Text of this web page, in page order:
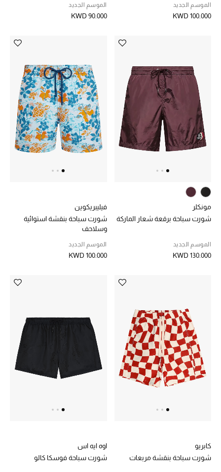
العطور
المكياج
العناية بالبشرة
مستحضرات العناية
مستحضرات الاستحمام والعناية بالجسم
الصحة والعافية
الجمال في بلوميز
دليل مستلزمات الجمال
ماركات جديدة للجمال
تسوقوا أحدث الماركات
الرجال
الهدايا
الموسم الجديد
KWD 100.000
الموسم الجديد
KWD 90.000
مونكلر
شورت سباحة برقعة شعار الماركة
الموسم الجديد
KWD 130.000
فيليبريكوين
شورت سباحة بنقشة استوائية
وسلاحف
الموسم الجديد
KWD 100.000
كابريو
شورت سباحة بنقشة مربعات
اوه ايه اس
شورت سباحة فوسكا كالو